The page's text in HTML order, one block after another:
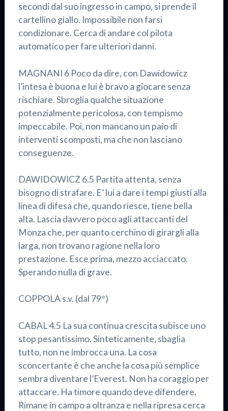
secondi dal suo ingresso in campo, si prende il
cartellino giallo. Impossibile non farsi
condizionare. Cerca di andare col pilota
automatico per fare ulteriori danni.
MAGNANI 6 Poco da dire, con Dawidowicz
l’intesa è buona e lui è bravo a giocare senza
rischiare. Sbroglia qualche situazione
potenzialmente pericolosa, con tempismo
impeccabile. Poi, non mancano un paio di
interventi scomposti, ma che non lasciano
conseguenze.
DAWIDOWICZ 6.5 Partita attenta, senza
bisogno di strafare. E’ lui a dare i tempi giusti alla
linea di difesa che, quando riesce, tiene bella
alta. Lascia davvero poco agli attaccanti del
Monza che, per quanto cerchino di girargli alla
larga, non trovano ragione nella loro
prestazione. Esce prima, mezzo acciaccato.
Sperando nulla di grave.
COPPOLA s.v. (dal 79°)
CABAL 4.5 La sua continua crescita subisce uno
stop pesantissimo. Sinteticamente, sbaglia
tutto, non ne imbrocca una. La cosa
sconcertante è che anche la cosa più semplice
sembra diventare l’Everest. Non ha coraggio per
attaccare. Ha timore quando deve difendere.
Rimane in campo a oltranza e nella ripresa cerca